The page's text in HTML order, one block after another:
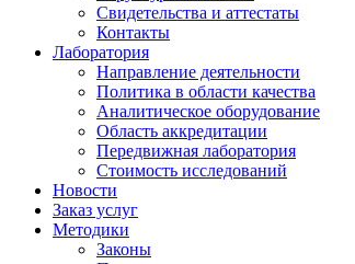
Свидетельства и аттестаты
Контакты
Лаборатория
Направление деятельности
Политика в области качества
Аналитическое оборудование
Область аккредитации
Передвижная лаборатория
Стоимость исследований
Новости
Заказ услуг
Методики
Законы